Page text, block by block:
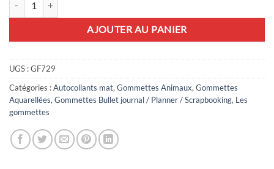
AJOUTER AU PANIER
UGS :GF729
Catégories :Autocollants mat,Gommettes Animaux,Gommettes
Aquarellées,Gommettes Bullet journal / Planner / Scrapbooking, Les
gommettes